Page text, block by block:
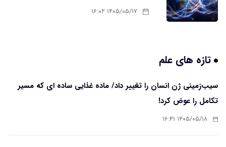
۱۴۰۵/۰۵/۱۷ ۱۶:۰۲
تازه های علم
سیب‌زمینی ژن انسان را تغییر داد/ ماده غذایی ساده ای که مسیر
تکامل را عوض کرد!
۱۴۰۵/۰۵/۱۸ ۱۶:۴۱